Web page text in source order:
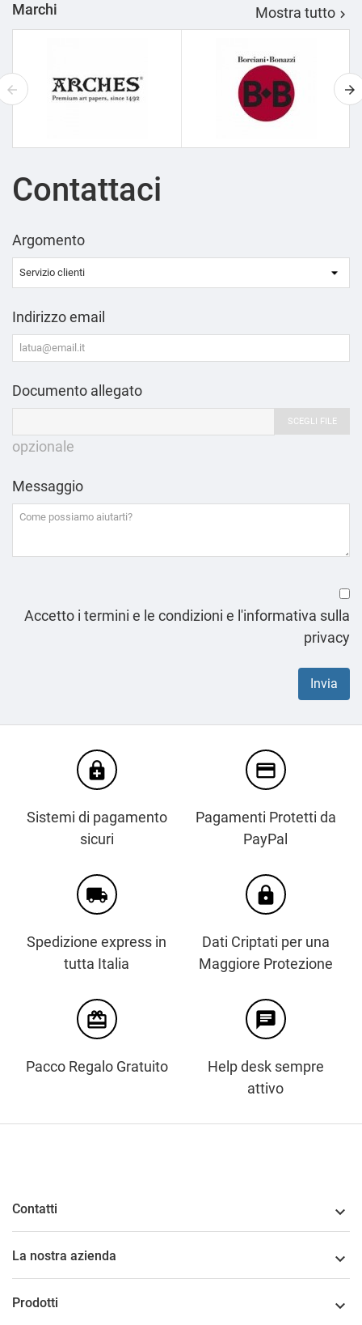
Marchi Mostra tutto 
Contattaci
Argomento
Indirizzo email
Documento allegato
SCEGLI FILE
opzionale
Messaggio
Accetto i termini e le condizioni e l'informativa sulla
privacy
enhanced_encryption
Sistemi di pagamento
sicuri
credit_card
Pagamenti Protetti da
PayPal
local_shipping
Spedizione express in
tutta Italia
https
Dati Criptati per una
Maggiore Protezione
card_giftcard
Pacco Regalo Gratuito
chat
Help desk sempre
attivo
Contatti 
La nostra azienda 
Prodotti 